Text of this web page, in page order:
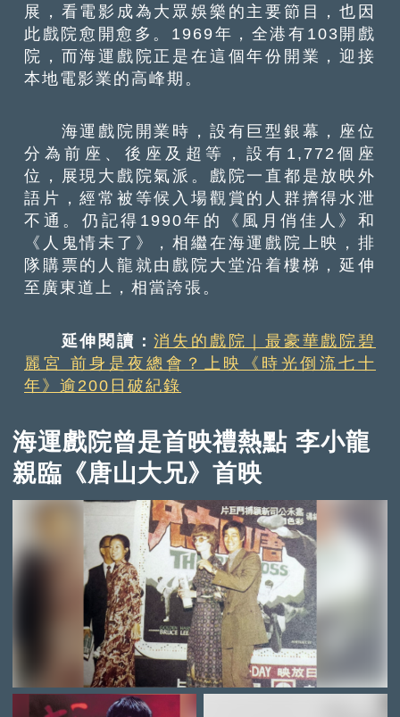
展，看電影成為大眾娛樂的主要節目，也因
此戲院愈開愈多。1969年，全港有103開戲
院，而海運戲院正是在這個年份開業，迎接
本地電影業的高峰期。
海運戲院開業時，設有巨型銀幕，座位
分為前座、後座及超等，設有1,772個座
位，展現大戲院氣派。戲院一直都是放映外
語片，經常被等候入場觀賞的人群擠得水泄
不通。仍記得1990年的《風月俏佳人》和
《人鬼情未了》，相繼在海運戲院上映，排
隊購票的人龍就由戲院大堂沿着樓梯，延伸
至廣東道上，相當誇張。
延伸閱讀：消失的戲院｜最豪華戲院碧
麗宮 前身是夜總會？上映《時光倒流七十
年》逾200日破紀錄
海運戲院曾是首映禮熱點 李小龍
親臨《唐山大兄》首映